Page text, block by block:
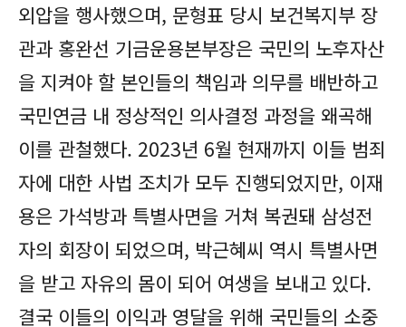
외압을 행사했으며, 문형표 당시 보건복지부 장
관과 홍완선 기금운용본부장은 국민의 노후자산
을 지켜야 할 본인들의 책임과 의무를 배반하고
국민연금 내 정상적인 의사결정 과정을 왜곡해
이를 관철했다. 2023년 6월 현재까지 이들 범죄
자에 대한 사법 조치가 모두 진행되었지만, 이재
용은 가석방과 특별사면을 거쳐 복권돼 삼성전
자의 회장이 되었으며, 박근혜씨 역시 특별사면
을 받고 자유의 몸이 되어 여생을 보내고 있다.
결국 이들의 이익과 영달을 위해 국민들의 소중